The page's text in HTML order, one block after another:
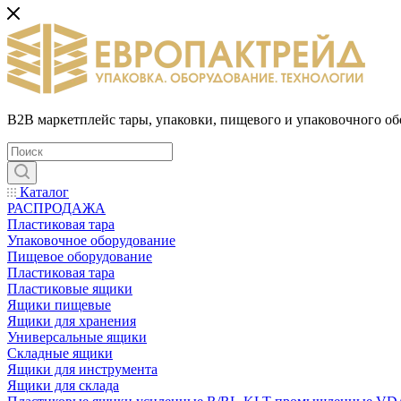
B2B маркетплейс тары, упаковки, пищевого и упаковочного
Каталог
РАСПРОДАЖА
Пластиковая тара
Упаковочное оборудование
Пищевое оборудование
Пластиковая тара
Пластиковые ящики
Ящики пищевые
Ящики для хранения
Универсальные ящики
Складные ящики
Ящики для инструмента
Ящики для склада